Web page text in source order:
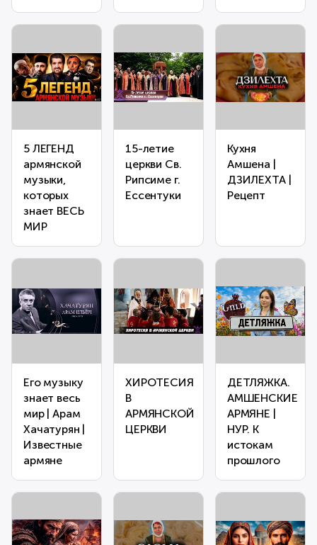
5 ЛЕГЕНД
армянской
музыки,
которых
знает ВЕСЬ
МИР
15-летие
церкви Св.
Рипсиме г.
Ессентуки
Кухня
Амшена |
ДЗИЛЕХТА |
Рецепт
Его музыку
знает весь
мир | Арам
Хачатурян |
Известные
армяне
ХИРОТЕСИЯ
В
АРМЯНСКОЙ
ЦЕРКВИ
ДЕТЛЯЖКА.
АМШЕНСКИЕ
АРМЯНЕ |
НУР. К
истокам
прошлого